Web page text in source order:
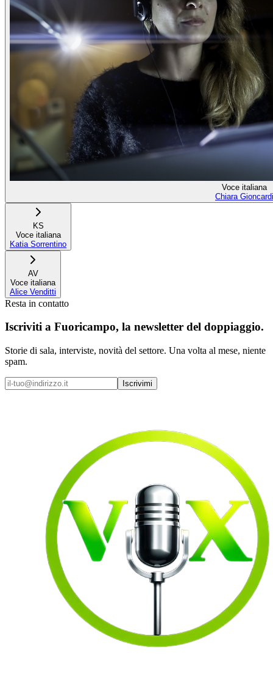
Voce italiana
Chiara Gioncardi
KS
Voce italiana
Katia Sorrentino
AV
Voce italiana
Alice Venditti
Resta in contatto
Iscriviti a Fuoricampo, la newsletter del doppiaggio.
Storie di sala, interviste, novità del settore. Una volta al mese, niente
spam.
Iscrivimi